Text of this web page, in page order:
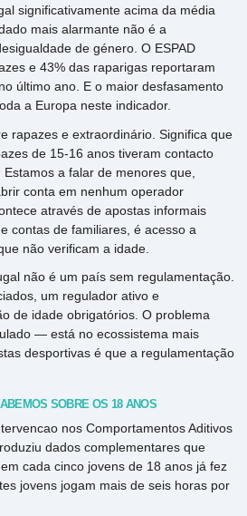
significativamente acima da média
mais alarmante não é a
de género. O ESPAD
e 43% das raparigas reportaram
último ano. E o maior desfasamento
a Europa neste indicador.
rapazes e extraordinário. Significa que
de 15-16 anos tiveram contacto
a falar de menores que,
conta em nenhum operador
através de apostas informais
contas de familiares, é acesso a
não verificam a idade.
não é um país sem regulamentação.
um regulador ativo e
de idade obrigatórios. O problema
— está no ecossistema mais
desportivas é que a regulamentação
SOBRE OS 18 ANOS
nos Comportamentos Aditivos
dados complementares que
cada cinco jovens de 18 anos já fez
jovens jogam mais de seis horas por